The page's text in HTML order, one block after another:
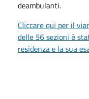
deambulanti.
Cliccare qui per il
delle 56 sezioni è
residenza e la sua